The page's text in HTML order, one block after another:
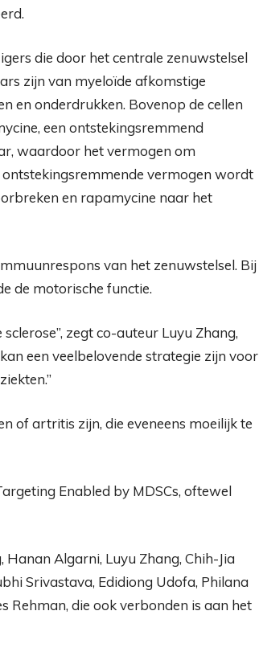
die door het centrale zenuwstelsel
zijn van myeloïde afkomstige
en onderdrukken. Bovenop de cellen
een ontstekingsremmend
waardoor het vermogen om
vermogen wordt
en rapamycine naar het
van het zenuwstelsel. Bij
de motorische functie.
zegt co-auteur Luyu Zhang,
een veelbelovende strategie zijn voor
of artritis zijn, die eveneens moeilijk te
Enabled by MDSCs, oftewel
Algarni, Luyu Zhang, Chih-Jia
Srivastava, Edidiong Udofa, Philana
Rehman, die ook verbonden is aan het